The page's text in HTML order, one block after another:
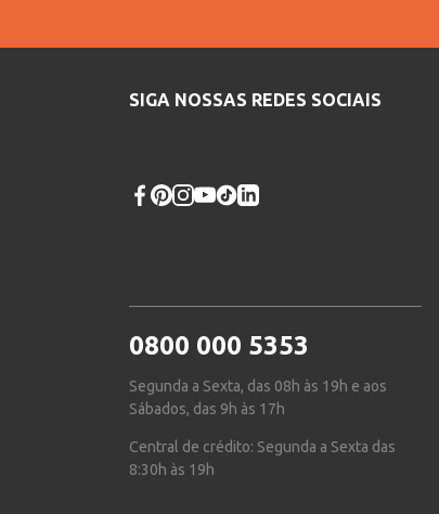
SIGA NOSSAS REDES SOCIAIS
0800 000 5353
Segunda a Sexta, das 08h às 19h e aos
Sábados, das 9h às 17h
Central de crédito: Segunda a Sexta das
8:30h às 19h